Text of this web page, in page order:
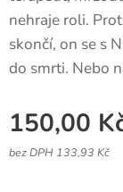
nehraje roli.
skončí, on se s
do smrti. Nebo
150,00
bez DPH 133,93 Kč